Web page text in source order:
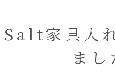
Salt家具入
まし